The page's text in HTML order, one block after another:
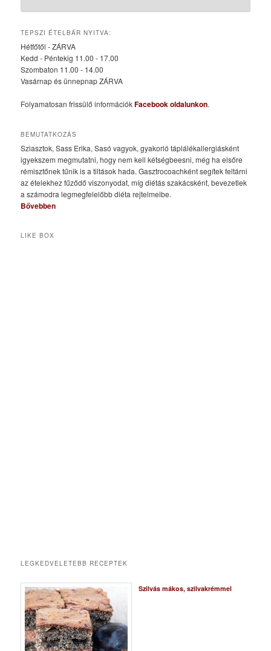
TEPSZI ÉTELBÁR NYITVA:
Hétfőtől - ZÁRVA
Kedd - Péntekig 11.00 - 17.00
Szombaton 11.00 - 14.00
Vasárnap és ünnepnap ZÁRVA
Folyamatosan frissülő információkFacebook oldalunkon.
BEMUTATKOZÁS
Sziasztok, Sass Erika, Sasó vagyok, gyakorló táplálékallergiásként
igyekszem megmutatni, hogy nem kell kétségbeesni, még ha elsőre
rémisztőnek tűnik is a tiltások hada. Gasztrocoachként segítek feltárni
az ételekhez fűződő viszonyodat, míg diétás szakácsként, bevezetlek
a számodra legmegfelelőbb diéta rejtelmeibe.
Bővebben
LIKE BOX
LEGKEDVELETEBB RECEPTEK
Szilvás mákos, szilvakrémmel